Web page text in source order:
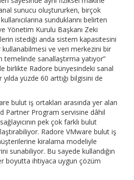
sunucu oluştururken, birçok
sunduklarını belirten
Yönetim Kurulu Başkanı Zeki
istediği anda sistem kapasitesini
kullanabilmesi ve veri merkezini bir
temelinde sanallaştırma yatıyor”
birlikte Radore bünyesindeki sanal
yılda yüzde 60 arttığı bilgisini de
bulut iş ortakları arasında yer alan
Partner Program servisine dâhil
pek çok farklı bulut
Radore VMware bulut iş
kiralama modeliyle
sunabiliyor. Bu sayede kullandığın
boyutta ihtiyaca uygun çözüm